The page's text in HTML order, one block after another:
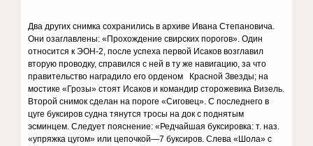
Два других снимка сохранились в архиве Ивана Степановича.
Они озаглавлены: «Прохождение свирских порогов». Один
относится к ЭОН-2, после успеха первой Исаков возглавил
вторую проводку, справился с ней в ту же навигацию, за что
правительство наградило его орденом Красной Звезды; на
мостике «Грозы» стоят Исаков и командир сторожевика Визель.
Второй снимок сделан на пороге «Сиговец». С последнего в
цуге буксиров судна тянутся тросы на док с поднятым
эсминцем. Следует пояснение: «Редчайшая буксировка: т. наз.
«упряжка цугом» или цепочкой—7 буксиров. Слева «Шола» с